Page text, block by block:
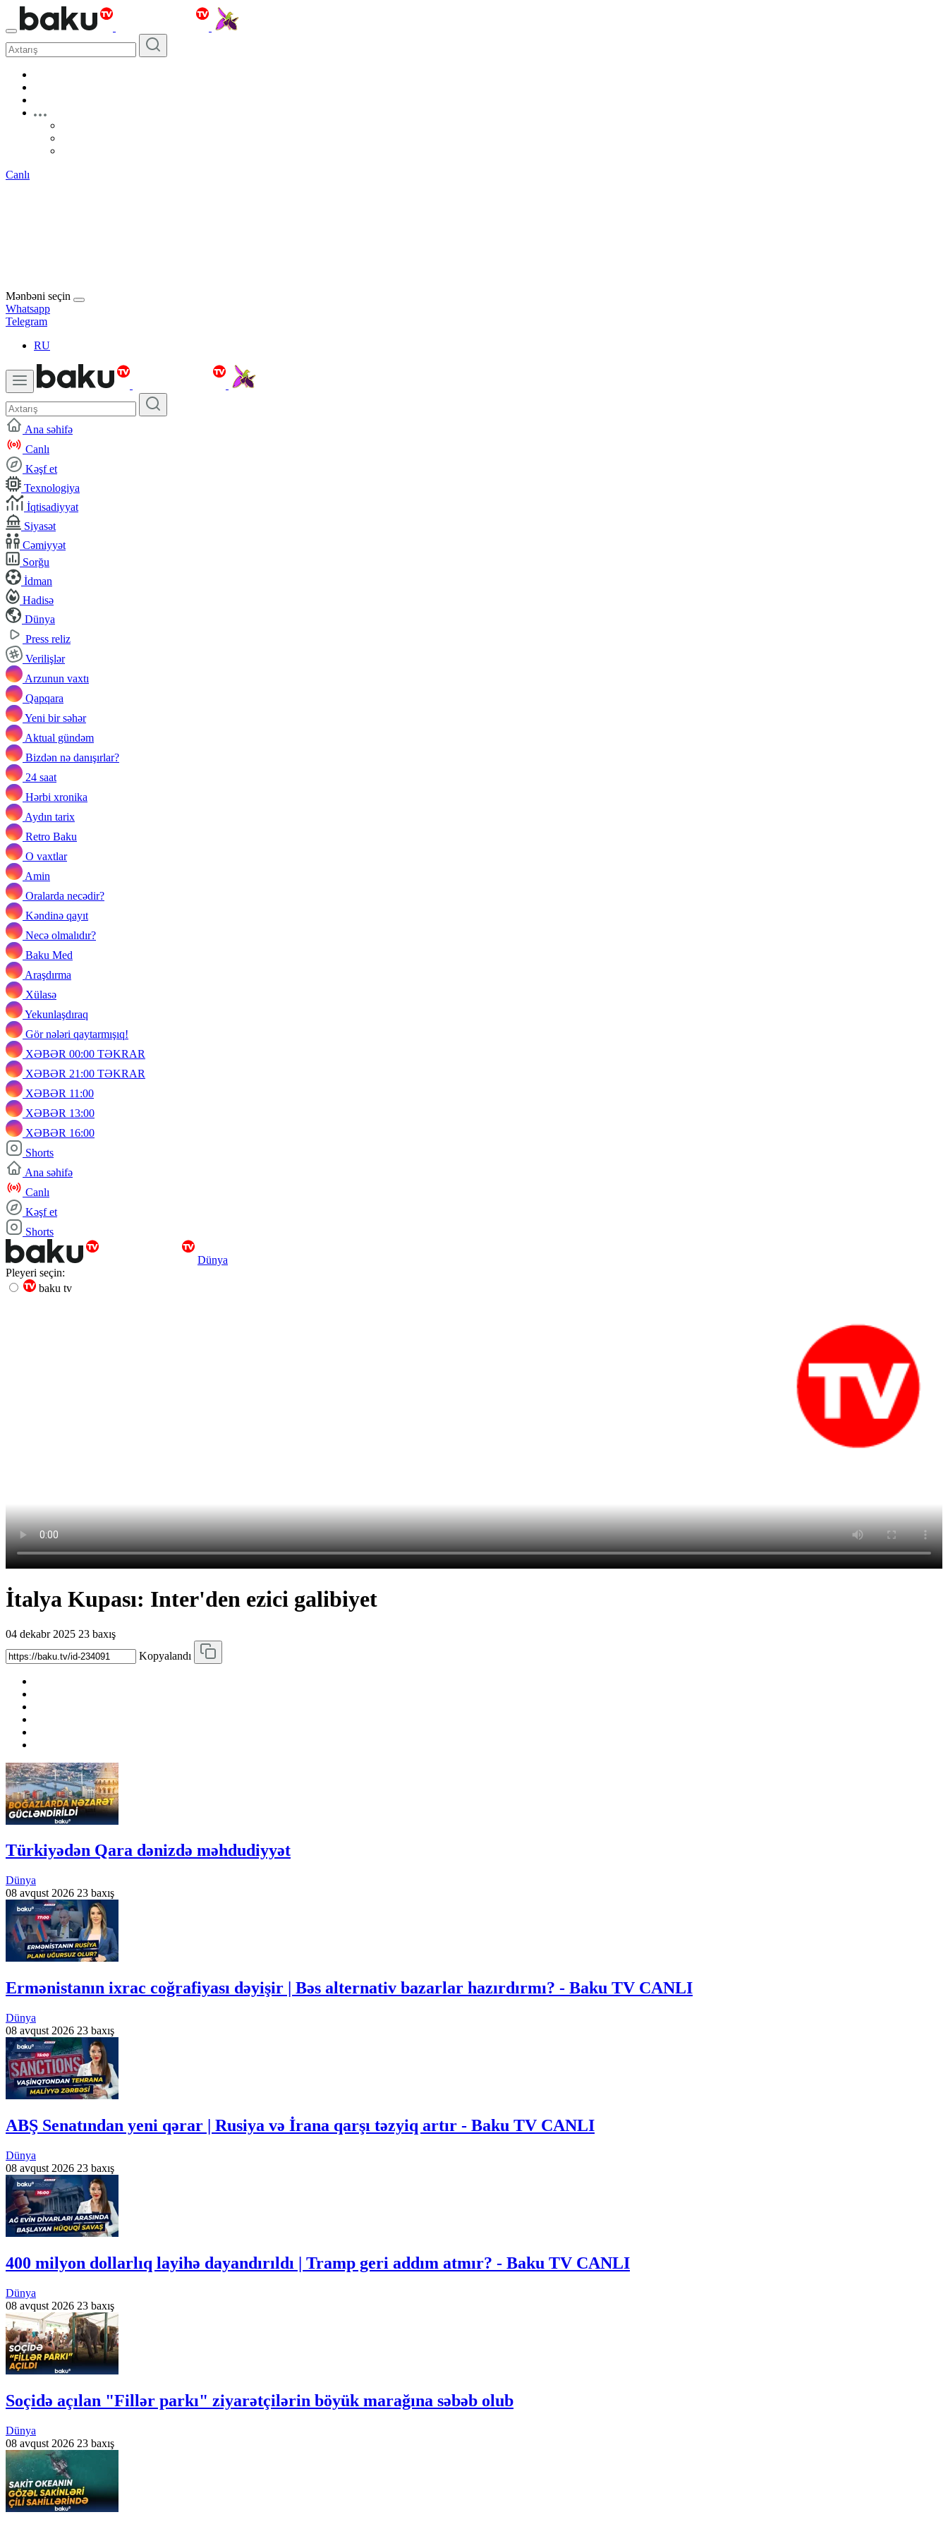
Canlı
Mənbəni seçin
Whatsapp
Telegram
RU
Ana səhifə
Canlı
Kəşf et
Texnologiya
İqtisadiyyat
Siyasət
Cəmiyyət
Sorğu
İdman
Hadisə
Dünya
Press reliz
Verilişlər
Arzunun vaxtı
Qapqara
Yeni bir səhər
Aktual gündəm
Bizdən nə danışırlar?
24 saat
Hərbi xronika
Aydın tarix
Retro Baku
O vaxtlar
Amin
Oralarda necədir?
Kəndinə qayıt
Necə olmalıdır?
Baku Med
Araşdırma
Xülasə
Yekunlaşdıraq
Gör nələri qaytarmışıq!
XƏBƏR 00:00 TƏKRAR
XƏBƏR 21:00 TƏKRAR
XƏBƏR 11:00
XƏBƏR 13:00
XƏBƏR 16:00
Shorts
Ana səhifə
Canlı
Kəşf et
Shorts
Dünya
Pleyeri seçin:
baku tv
İtalya Kupası: Inter'den ezici galibiyet
04 dekabr 2025 23 baxış
Kopyalandı
Türkiyədən Qara dənizdə məhdudiyyət
Dünya
08 avqust 2026 23 baxış
Ermənistanın ixrac coğrafiyası dəyişir | Bəs alternativ bazarlar hazırdırmı? - Baku TV CANLI
Dünya
08 avqust 2026 23 baxış
ABŞ Senatından yeni qərar | Rusiya və İrana qarşı təzyiq artır - Baku TV CANLI
Dünya
08 avqust 2026 23 baxış
400 milyon dollarlıq layihə dayandırıldı | Tramp geri addım atmır? - Baku TV CANLI
Dünya
08 avqust 2026 23 baxış
Soçidə açılan "Fillər parkı" ziyarətçilərin böyük marağına səbəb olub
Dünya
08 avqust 2026 23 baxış